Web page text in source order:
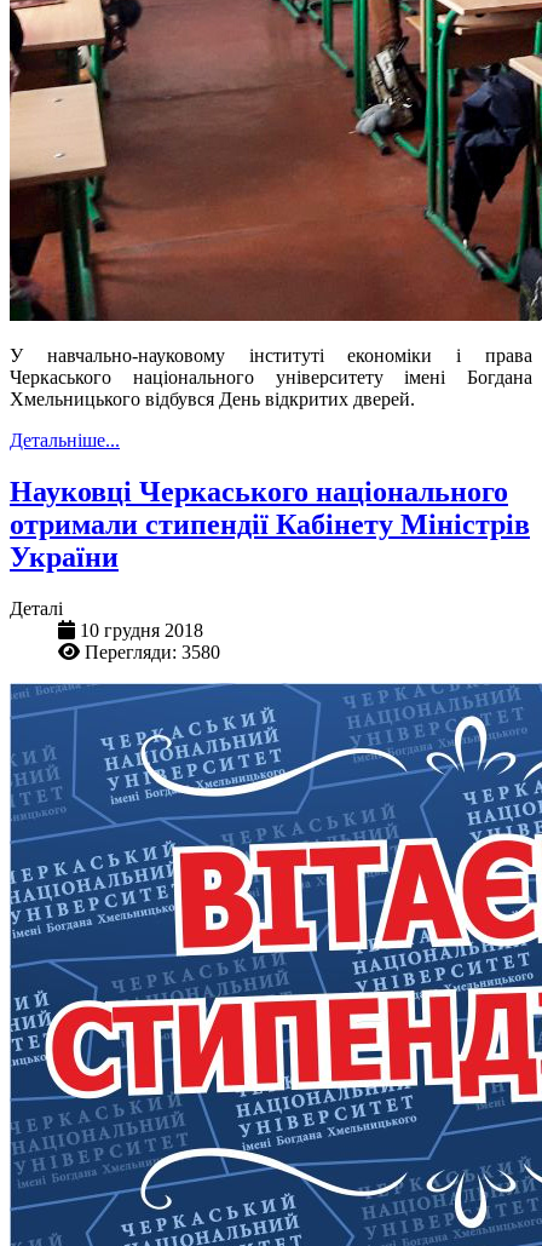
У навчально-науковому інституті економіки і права
Черкаського національного університету імені Богдана
Хмельницького відбувся День відкритих дверей.
Детальніше...
Науковці Черкаського національного
отримали стипендії Кабінету Міністрів
України
Деталі
10 грудня 2018
Перегляди: 3580